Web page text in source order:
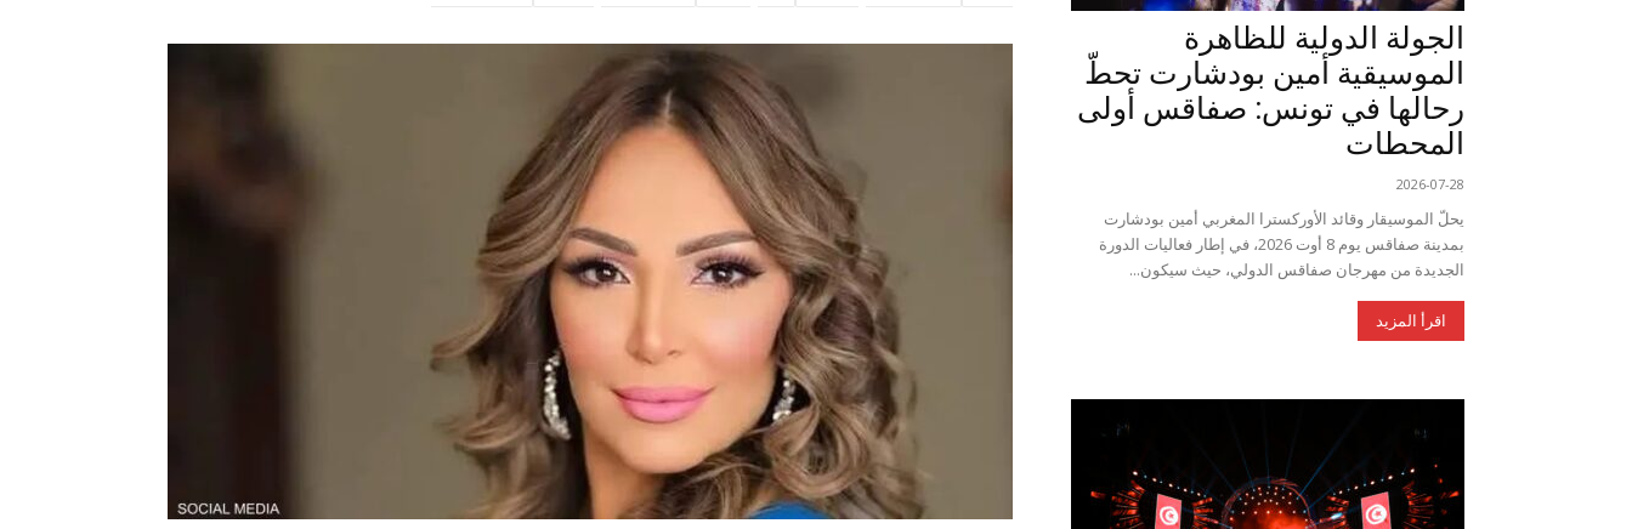
الجولة الدولية للظاهرة
الموسيقية أمين بودشارت تحطّ
رحالها في تونس: صفاقس أولى
المحطات
2026-07-28
يحلّ الموسيقار وقائد الأوركسترا المغربي أمين بودشارت
بمدينة صفاقس يوم 8 أوت 2026، في إطار فعاليات الدورة
الجديدة من مهرجان صفاقس الدولي، حيث سيكون...
اقرأ المزيد